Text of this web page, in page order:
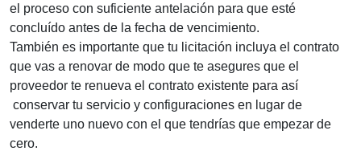
el proceso con suficiente antelación para que esté
concluído antes de la fecha de vencimiento.
También es importante que tu licitación incluya el contrato
que vas a renovar de modo que te asegures que el
proveedor te renueva el contrato existente para así
conservar tu servicio y configuraciones en lugar de
venderte uno nuevo con el que tendrías que empezar de
cero.